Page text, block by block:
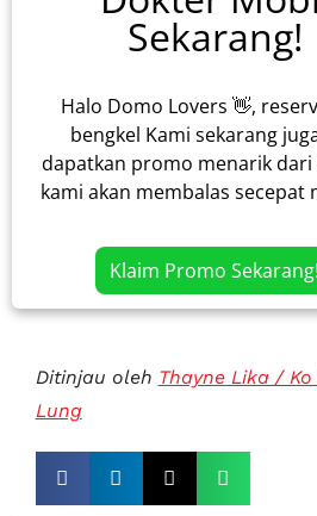
Sekarang!
Halo Domo Lovers 👋,
bengkel Kami sekarang
dapatkan promo menarik dari
kami akan membalas secepat
Klaim Promo Sekarang!
Ditinjau oleh Thayne Lika /
Lung